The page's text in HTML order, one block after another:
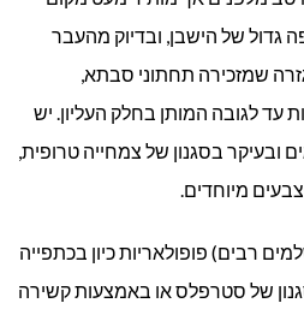
גדול של הישבן, ובדיוק מהעבר
שמזכירה תחתוני סבתא,
עד לגובה המותן בחלק העליון. יש
ובעיקר בסגנון של צמחייה טרופית,
מיוחדים.
רבים) פופולאריות כיון בכתפייה
של סטרפלס או באמצעות קשירה